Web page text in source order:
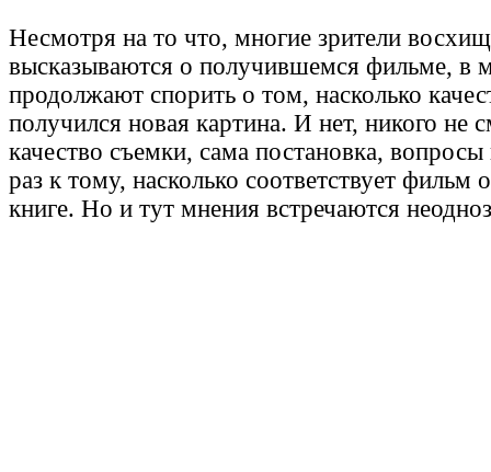
Несмотря на то что, многие зрители
высказываются о получившемся фильме, в
продолжают спорить о том, насколько
получился новая картина. И нет, никого не
качество съемки, сама постановка,
раз к тому, насколько соответствует фильм
книге. Но и тут мнения встречаются